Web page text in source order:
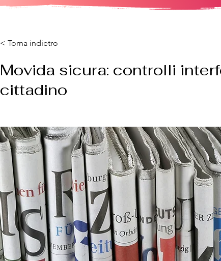
< Torna indietro
Movida sicura: controlli
cittadino